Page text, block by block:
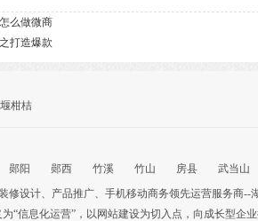
么做微商
打造爆款
柑桔
郧阳 郧西 竹溪 竹山 房县
武当山
修设计、 产品推广、 手机移动商务领先运营服务商--
“信息化运营”，以网站建设为切入点，向成长型企